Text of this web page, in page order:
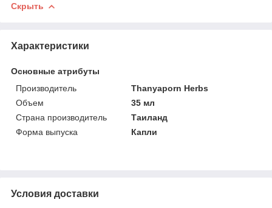
Скрыть
Характеристики
Основные атрибуты
Производитель
Thanyaporn Herbs
Объем
35 мл
Страна производитель
Таиланд
Форма выпуска
Капли
Условия доставки